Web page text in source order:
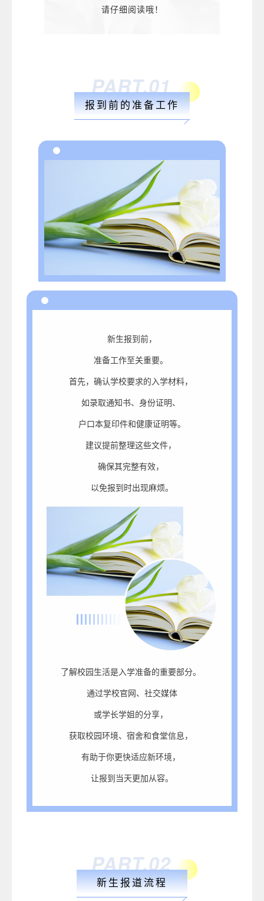
请仔细阅读哦！
PART.01
报到前的准备工作
新生报到前，
准备工作至关重要。
首先，确认学校要求的入学材料，
如录取通知书、身份证明、
户口本复印件和健康证明等。
建议提前整理这些文件，
确保其完整有效，
以免报到时出现麻烦。
了解校园生活是入学准备的重要部分。
通过学校官网、社交媒体
或学长学姐的分享，
获取校园环境、宿舍和食堂信息，
有助于你更快适应新环境，
让报到当天更加从容。
PART.02
新生报道流程